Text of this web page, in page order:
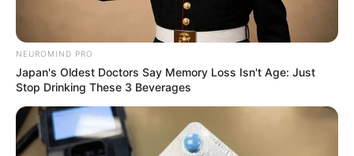
bolsa, corte um retângulo de 9 cm x 28 cm.
Dica: Abra e remova as duas costuras laterais das
pernas do jeans para auxiliar nesse passo.
NEUROMIND PRO
Japan's Oldest Doctors Say Memory Loss Isn't Age: Just
Stop Drinking These 3 Beverages